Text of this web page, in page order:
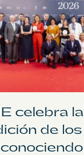
celebra
de